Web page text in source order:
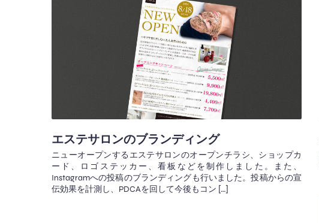
エステサロンのブランディング
ニューオープンするエステサロンのオープンチラシ、ショップカ
ード、ロゴステッカー、看板などを制作しました。また、
Instagramへの投稿のブランディングも行いました。投稿からの宣
伝効果を計測し、PDCAを回して今後もコン […]